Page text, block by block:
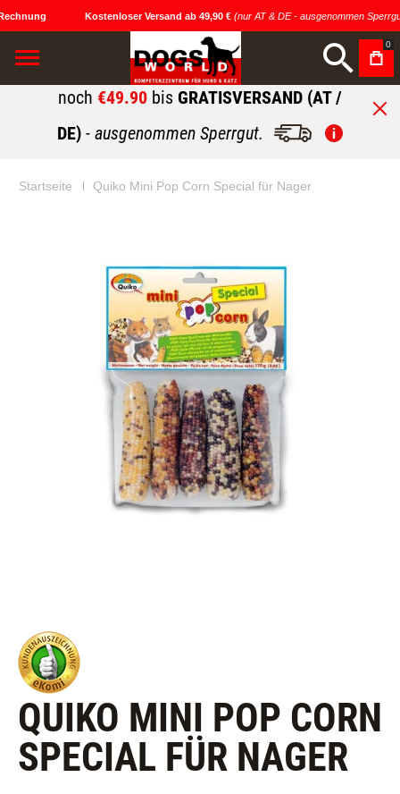
Kostenloser Versand ab 49,90 €(nur AT & DE - ausgenommen
0
noch €49.90 bis GRATISVERSAND (AT /
DE) - ausgenommen Sperrgut.
Startseite Quiko Mini Pop Corn Special für Nager
QUIKO MINI POP CORN
SPECIAL FÜR NAGER